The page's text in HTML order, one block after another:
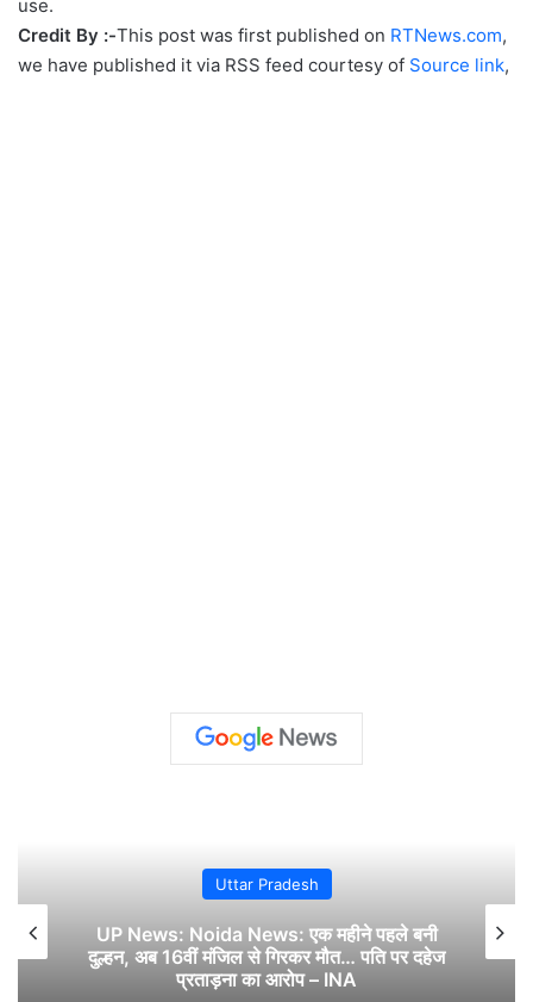
use.
Credit By :-This post was first published on RTNews.com,
we have published it via RSS feed courtesy of Source link,
Uttar Pradesh
UP News: Noida News: एक महीने पहले बनी
दुल्हन, अब 16वीं मंजिल से गिरकर मौत… पति पर दहेज
प्रताड़ना का आरोप – INA